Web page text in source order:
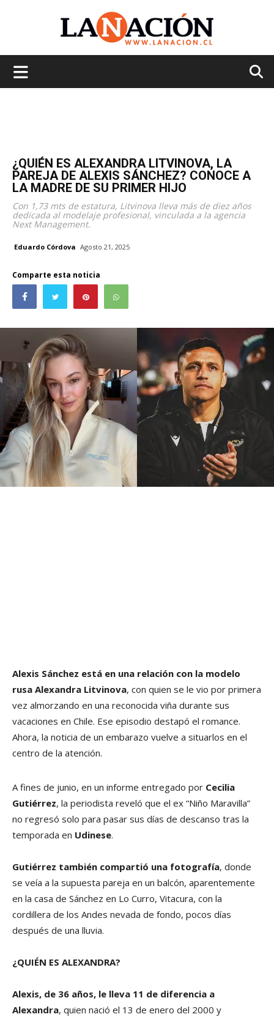
¿QUIÉN ES ALEXANDRA LITVINOVA, LA
PAREJA DE ALEXIS SÁNCHEZ? CONOCE A
LA MADRE DE SU PRIMER HIJO
Con 1,73 mts de estatura, Litvinova lleva más de diez años
dedicada al modelaje profesional, vinculada a la agencia
Next Management.
Eduardo Córdova Agosto 21, 2025
Comparte esta noticia
Alexis Sánchez está en una relación con la modelo
rusa Alexandra Litvinova, con quien se le vio por primera
vez almorzando en una reconocida viña durante sus
vacaciones en Chile. Ese episodio destapó el romance.
Ahora, la noticia de un embarazo vuelve a situarlos en el
centro de la atención.
A fines de junio, en un informe entregado por Cecilia
Gutiérrez, la periodista reveló que el ex “Niño Maravilla”
no regresó solo para pasar sus días de descanso tras la
temporada en Udinese.
Gutiérrez también compartió una fotografía, donde
se veía a la supuesta pareja en un balcón, aparentemente
en la casa de Sánchez en Lo Curro, Vitacura, con la
cordillera de los Andes nevada de fondo, pocos días
después de una lluvia.
¿QUIÉN ES ALEXANDRA?
Alexis, de 36 años, le lleva 11 de diferencia a
Alexandra, quien nació el 13 de enero del 2000 y